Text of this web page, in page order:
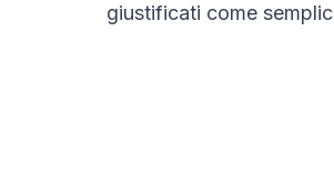
giustificati come